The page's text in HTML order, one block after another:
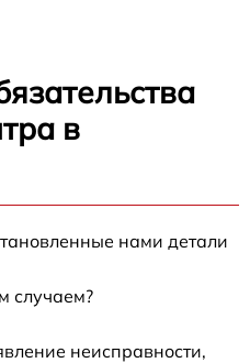
в
нами детали
случаем?
неисправности,